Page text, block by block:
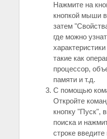
Нажмите на
кнопкой мыши
затем
где можно
такие как
процессор,
памяти и т.д.
С помощью
Откройте
кнопку "Пуск",
поиска и
строке